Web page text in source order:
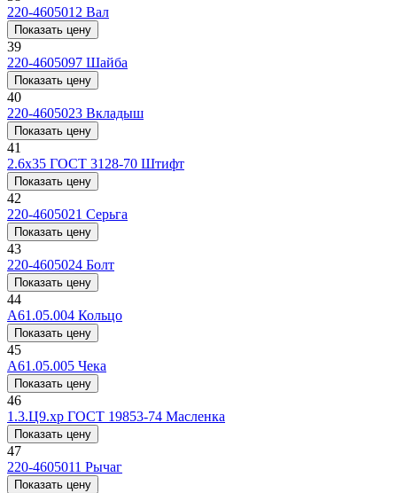
220-4605012 Вал
Показать цену
39
220-4605097 Шайба
Показать цену
40
220-4605023 Вкладыш
Показать цену
41
2.6x35 ГОСТ 3128-70 Штифт
Показать цену
42
220-4605021 Серьга
Показать цену
43
220-4605024 Болт
Показать цену
44
A61.05.004 Кольцо
Показать цену
45
A61.05.005 Чека
Показать цену
46
1.3.Ц9.хр ГОСТ 19853-74 Масленка
Показать цену
47
220-4605011 Рычаг
Показать цену